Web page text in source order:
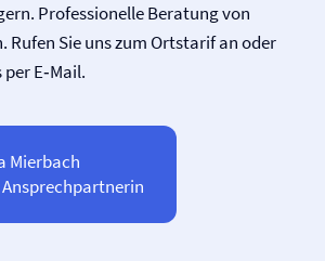
Professionelle Beratung von
Rufen Sie uns zum Ortstarif an oder
E‑Mail.
Mierbach
Ansprechpartnerin